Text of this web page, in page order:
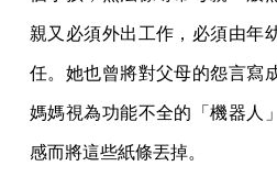
親又必須外出工作，必須由年
任。她也曾將對父母的怨言寫
媽媽視為功能不全的「機器人
感而將這些紙條丟掉。